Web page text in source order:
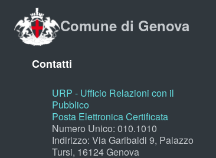
Comune di Genova
Contatti
URP - Ufficio Relazioni con il
Pubblico
Posta Elettronica Certificata
Numero Unico: 010.1010
Indirizzo: Via Garibaldi 9, Palazzo
Tursi, 16124 Genova